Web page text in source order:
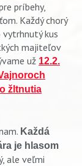
príbehy,
Každý chorý
kus
majiteľov
už 12.2.
žltnutia
Každá
je hlasom
ale veľmi